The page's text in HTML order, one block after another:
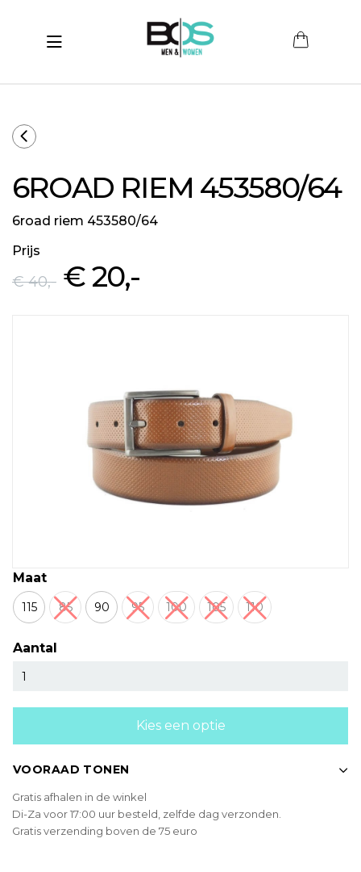
(Men)
(Sale)
Toggle navigation
6ROAD RIEM 453580/64
6road riem 453580/64
Prijs
€ 40,- € 20,-
Maat
115 85 90 95 100 105 110
Aantal
Kies een optie
VOORAAD TONEN
Gratis afhalen in de winkel
Di-Za voor 17:00 uur besteld, zelfde dag verzonden.
Gratis verzending boven de 75 euro